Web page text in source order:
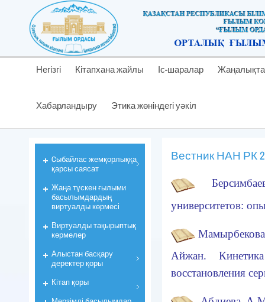
Негізгі Кітапхана жайлы Іс-шаралар
Хабарландыру Этика жөніндегі уәкіл
Вестник НАН РК
университетов:
Айжан.
восстановления
Cыбайлас жемқорлыққа
қарсы саясат
Жаңа түскен ғылыми
басылымдардың
виртуалды көрмесі
Виртуалды тақырыптық
көрмелер
Алыстан басқару
деректер қоры
Кiтап қоры